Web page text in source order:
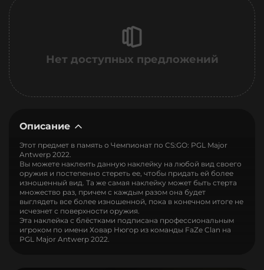
Нет доступных предложений
Описание
Этот предмет в память о Чемпионат по CS:GO: PGL Major
Antwerp 2022.
Вы можете наклеить данную наклейку на любой вид своего
оружия и постепенно стереть ее, чтобы придать ей более
изношенный вид. Та же самая наклейку может быть стерта
множество раз, причем с каждым разом она будет
выглядеть все более изношенной, пока в конечном итоге не
исчезнет с поверхности оружия.
Эта наклейка с блёстками подписана профессиональным
игроком по имени Ховар Нюгор из команды FaZe Clan на
PGL Major Antwerp 2022.